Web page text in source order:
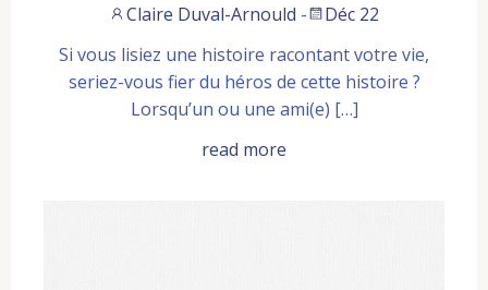
Claire Duval-Arnould -
Déc 22
Si vous lisiez une histoire racontant votre vie,
seriez-vous fier du héros de cette histoire ?
Lorsqu’un ou une ami(e) […]
read more